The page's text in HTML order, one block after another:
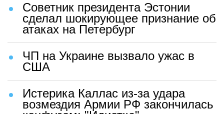
Советник президента Эстонии
сделал шокирующее признание об
атаках на Петербург
ЧП на Украине вызвало ужас в
США
Истерика Каллас из-за удара
возмездия Армии РФ закончилась